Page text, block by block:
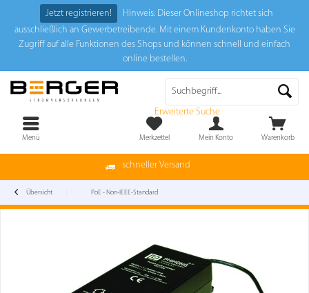
Jetzt registrieren!
Hinweis: Dieser Onlineshop richtet sich
ausschließlich an Gewerbetreibende. Mit einem Kundenkonto haben Sie
Zugriff auf alle Funktionen des Shops und können schnell und einfach
online bestellen.
schneller Versand
Erweiterte Suche
Warenkorb
Merkzettel Mein Konto
Menü
Übersicht PoE - Non-IEEE-Standard